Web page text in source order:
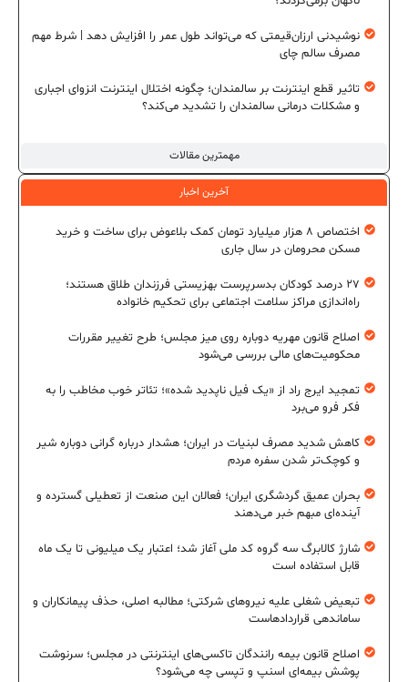
مهمترین مقالات
نوشیدنی ارزان‌قیمتی که می‌تواند طول عمر را افزایش دهد | شرط مهم
مصرف سالم چای
تاثیر قطع اینترنت بر سالمندان؛ چگونه اختلال اینترنت انزوای اجباری
و مشکلات درمانی سالمندان را تشدید می‌کند؟
آخرین اخبار
اختصاص ۸ هزار میلیارد تومان کمک بلاعوض برای ساخت و خرید
مسکن محرومان در سال جاری
۲۷ درصد کودکان بدسرپرست بهزیستی فرزندان طلاق هستند؛
راه‌اندازی مراکز سلامت اجتماعی برای تحکیم خانواده
اصلاح قانون مهریه دوباره روی میز مجلس؛ طرح تغییر مقررات
محکومیت‌های مالی بررسی می‌شود
تمجید ایرج راد از «یک فیل ناپدید شده»؛ تئاتر خوب مخاطب را به
فکر فرو می‌برد
کاهش شدید مصرف لبنیات در ایران؛ هشدار درباره گرانی دوباره شیر
و کوچک‌تر شدن سفره مردم
بحران عمیق گردشگری ایران؛ فعالان این صنعت از تعطیلی گسترده و
آینده‌ای مبهم خبر می‌دهند
شارژ کالابرگ سه گروه کد ملی آغاز شد؛ اعتبار یک میلیونی تا یک ماه
قابل استفاده است
تبعیض شغلی علیه نیروهای شرکتی؛ مطالبه اصلی، حذف پیمانکاران و
ساماندهی قراردادهاست
اصلاح قانون بیمه رانندگان تاکسی‌های اینترنتی در مجلس؛ سرنوشت
پوشش بیمه‌ای اسنپ و تپسی چه می‌شود؟